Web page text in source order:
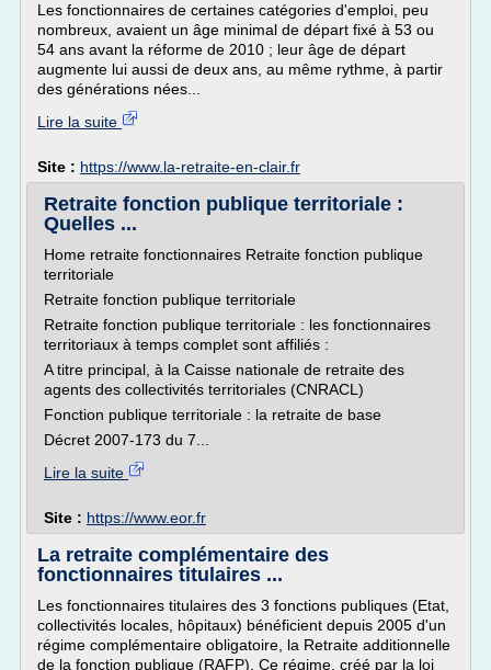
Les fonctionnaires de certaines catégories d'emploi, peu
nombreux, avaient un âge minimal de départ fixé à 53 ou
54 ans avant la réforme de 2010 ; leur âge de départ
augmente lui aussi de deux ans, au même rythme, à partir
des générations nées...
Lire la suite
Site : https://www.la-retraite-en-clair.fr
Retraite fonction publique territoriale :
Quelles ...
Home retraite fonctionnaires Retraite fonction publique
territoriale
Retraite fonction publique territoriale
Retraite fonction publique territoriale : les fonctionnaires
territoriaux à temps complet sont affiliés :
A titre principal, à la Caisse nationale de retraite des
agents des collectivités territoriales (CNRACL)
Fonction publique territoriale : la retraite de base
Décret 2007-173 du 7...
Lire la suite
Site : https://www.eor.fr
La retraite complémentaire des
fonctionnaires titulaires ...
Les fonctionnaires titulaires des 3 fonctions publiques (Etat,
collectivités locales, hôpitaux) bénéficient depuis 2005 d'un
régime complémentaire obligatoire, la Retraite additionnelle
de la fonction publique (RAFP). Ce régime, créé par la loi